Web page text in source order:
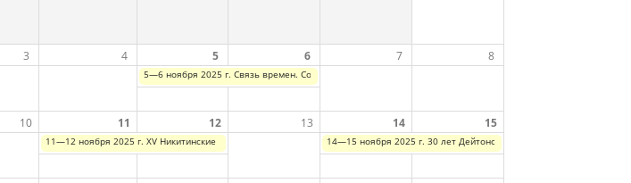
3 4 5 6 7 8
5—6 ноября 2025 г. Связь времен. Социальные аспекты темпоральности в Центральной Европе и
10 11 12 13 14 15
11—12 ноября 2025 г. XV Никитинские чтения: Балканы: зона межэтнических конфликтов или межнационального
14—15 ноября 2025 г. 30 лет Дейтонского мирного соглашения: